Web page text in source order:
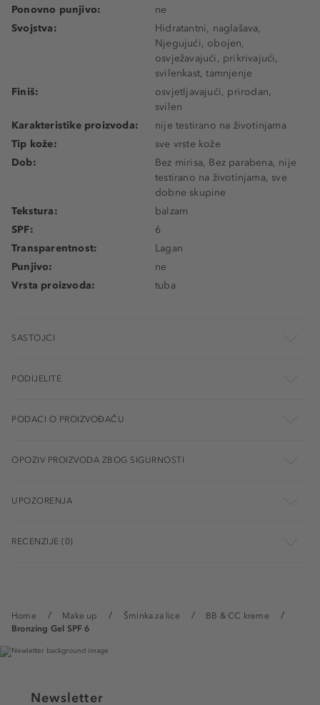
Home Make up Šminka za lice
BB & CC kreme
Bronzing Gel SPF 6
Ponovno punjivo:
ne
Svojstva:
Hidratantni, naglašava,
Njegujući, obojen,
osvježavajući, prikrivajući,
svilenkast, tamnjenje
Finiš:
osvjetljavajući, prirodan,
svilen
Karakteristike proizvoda:
nije testirano na životinjama
Tip kože:
sve vrste kože
Dob:
Bez mirisa, Bez parabena, nije
testirano na životinjama, sve
dobne skupine
Tekstura:
balzam
SPF:
6
Transparentnost:
Lagan
Punjivo:
ne
Vrsta proizvoda:
tuba
SASTOJCI
PODIJELITE
PODACI O PROIZVOĐAČU
OPOZIV PROIZVODA ZBOG SIGURNOSTI
UPOZORENJA
RECENZIJE (0)
Newsletter